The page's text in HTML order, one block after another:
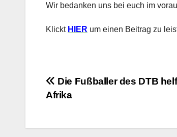
Wir bedanken uns bei euch im
Klickt HIER um einen Beitrag zu
Die Fußballer des DTB
Afrika